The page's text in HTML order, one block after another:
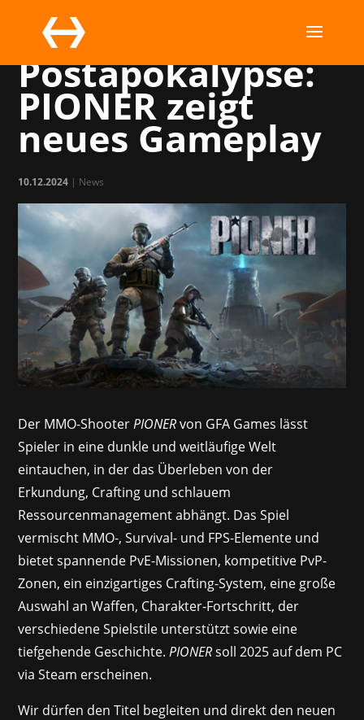
PR für die
Postapokalypse:
PIONER zeigt
neues Gameplay
10.12.2024 | News
Der MMO-ShooterPIONERvon GFA Games lässt
Spieler in eine dunkle und weitläufige Welt
eintauchen, in der das Überleben von der
Erkundung, Crafting und schlauem
Ressourcenmanagement abhängt. Das Spiel
vermischt MMO-, Survival- und FPS-Elemente und
bietet spannende PvE-Missionen, kompetitive PvP-
Zonen, ein einzigartiges Crafting-System, eine große
Auswahl an Waffen, Charakter-Fortschritt, der
verschiedene Spielstile unterstützt sowie eine
tiefgehende Geschichte.PIONERsoll 2025 auf dem PC
via Steam erscheinen.
Wir dürfen den Titel begleiten und direkt den neuen